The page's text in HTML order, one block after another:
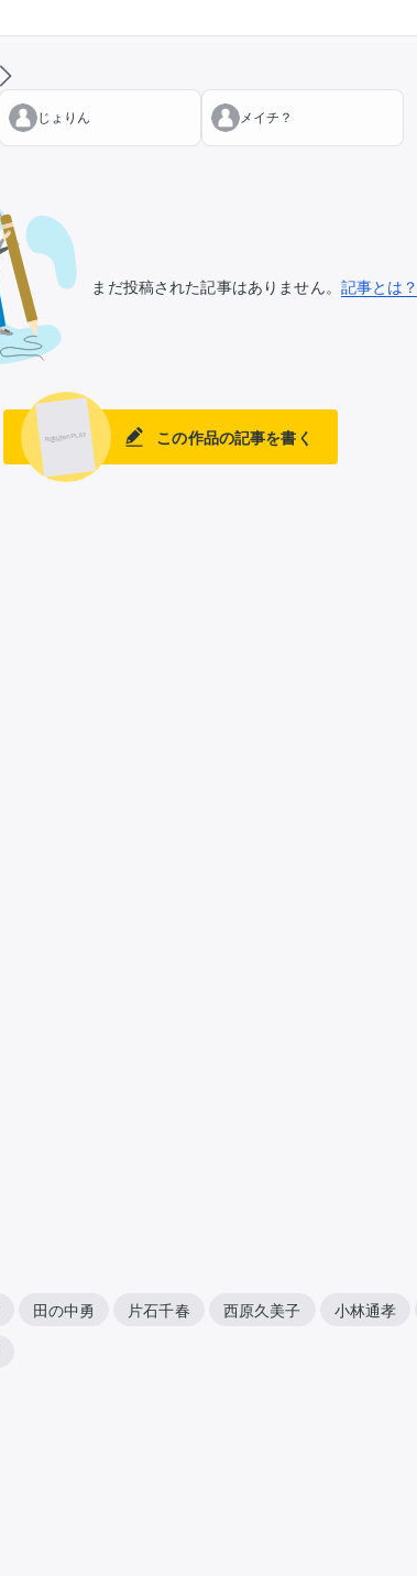
じょりん メイチ？
まだ投稿された記事はありません。 記事とは
この作品の記事を書く
田の中勇 片石千春 西原久美子 小林通孝